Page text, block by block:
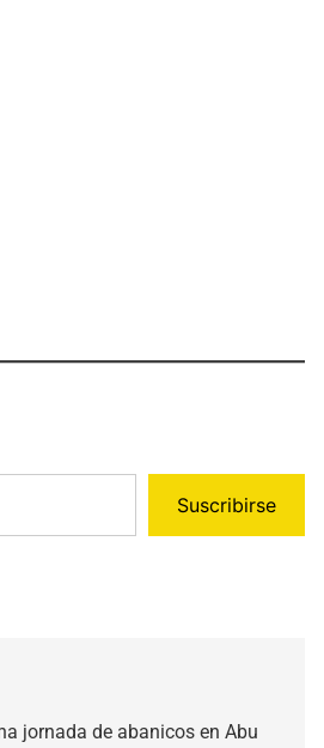
Suscribirse
jornada de abanicos en Abu